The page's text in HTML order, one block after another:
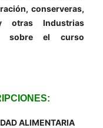
conserveras,
otras Industrias
sobre el curso
ALIMENTARIA